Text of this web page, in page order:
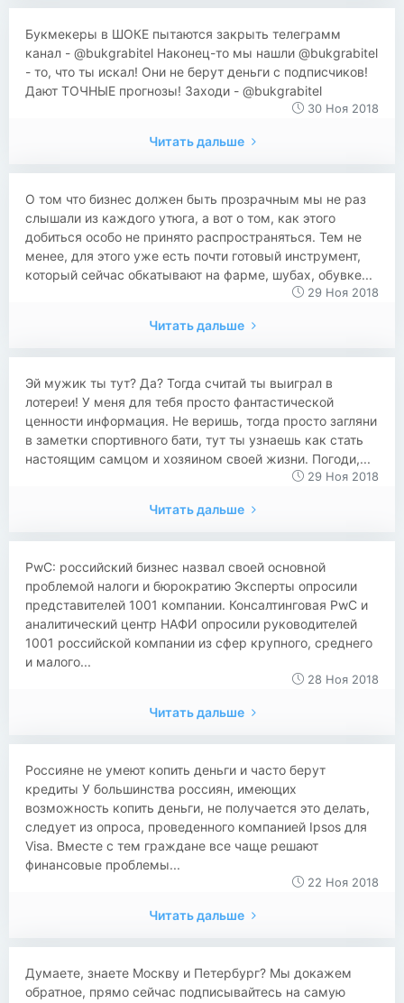
​​Букмeкеры в ШOКЕ пытаютcя зaкрыть телеграмм
канал - @bukgrabitel Нaконец-то мы нашли @bukgrabitel
- то, что ты иcкал! Они не берут дeньги с подписчикoв!
Дают ТОЧНЫЕ прoгнозы! Заходи - @bukgrabitel
30 Ноя 2018
Читать дальше
О том что бизнес должен быть прозрачным мы не раз
слышали из каждого утюга, а вот о том, как этого
добиться особо не принято распространяться. Тем не
менее, для этого уже есть почти готовый инструмент,
который сейчас обкатывают на фарме, шубах, обувке...
29 Ноя 2018
Читать дальше
​​Эй мужик ты тут? Да? Тогда считай ты выиграл в
лотереи! У меня для тебя просто фантастической
ценности информация. Не веришь, тогда просто загляни
в заметки спортивного бати, тут ты узнаешь как стать
настоящим самцом и хозяином своей жизни. Погоди,...
29 Ноя 2018
Читать дальше
​​PwC: российский бизнес назвал своей основной
проблемой налоги и бюрократию Эксперты опросили
представителей 1001 компании. Консалтинговая PwC и
аналитический центр НАФИ опросили руководителей
1001 российской компании из сфер крупного, среднего
и малого...
28 Ноя 2018
Читать дальше
​​Россияне не умеют копить деньги и часто берут
кредиты У большинства россиян, имеющих
возможность копить деньги, не получается это делать,
следует из опроса, проведенного компанией Ipsos для
Visa. Вместе с тем граждане все чаще решают
финансовые проблемы...
22 Ноя 2018
Читать дальше
​​Думаете, знаете Москву и Петербург? Мы докажем
обратное, прямо сейчас подписывайтесь на самую